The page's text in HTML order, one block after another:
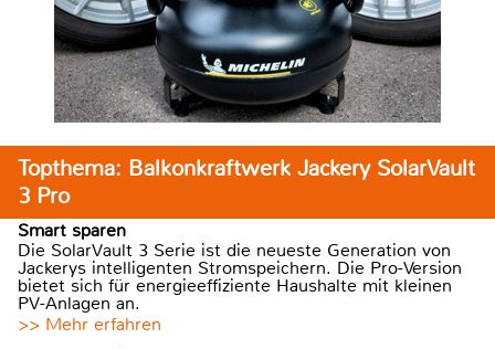
Topthema: Balkonkraftwerk Jackery SolarVault
3 Pro
Smart sparen
Die SolarVault 3 Serie ist die neueste Generation von
Jackerys intelligenten Stromspeichern. Die Pro-Version
bietet sich für energieeffiziente Haushalte mit kleinen
PV-Anlagen an.
>> Mehr erfahren